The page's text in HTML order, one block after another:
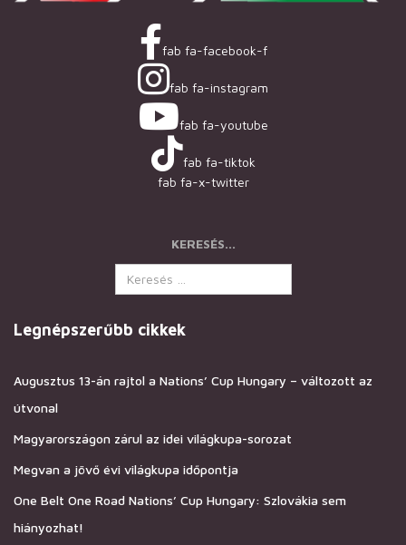
fab fa-facebook-f
fab fa-instagram
fab fa-youtube
fab fa-tiktok
fab fa-x-twitter
KERESÉS...
Legnépszerűbb cikkek
Augusztus 13-án rajtol a Nations’ Cup Hungary – változott az
útvonal
Magyarországon zárul az idei világkupa-sorozat
Megvan a jövő évi világkupa időpontja
One Belt One Road Nations’ Cup Hungary: Szlovákia sem
hiányozhat!